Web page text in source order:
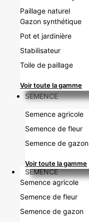
Paillage naturel
Gazon synthétique
Pot et jardinière
Stabilisateur
Toile de paillage
Voir toute la gamme
SEMENCE
Semence agricole
Semence de fleur
Semence de gazon
Voir toute la gamme
SEMENCE
Semence agricole
Semence de fleur
Semence de gazon